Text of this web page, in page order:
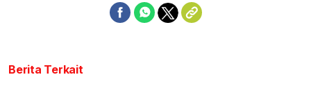
Berita Terkait